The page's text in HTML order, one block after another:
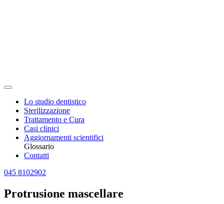
Lo studio dentistico
Sterilizzazione
Trattamento e Cura
Casi clinici
Aggiornamenti scientifici
Glossario
Contatti
045 8102902
Protrusione mascellare